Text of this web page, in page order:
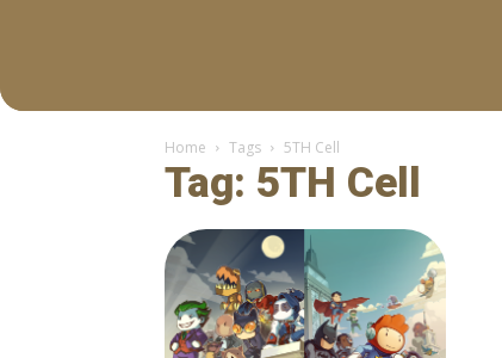
Home Tags 5TH Cell
Tag: 5TH Cell